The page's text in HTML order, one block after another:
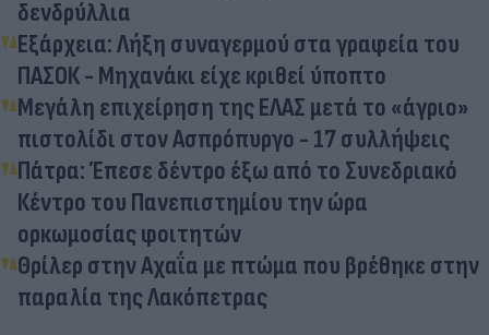
δενδρύλλια
Εξάρχεια: Λήξη συναγερμού στα γραφεία του
ΠΑΣΟΚ - Μηχανάκι είχε κριθεί ύποπτο
Μεγάλη επιχείρηση της ΕΛΑΣ μετά το «άγριο»
πιστολίδι στον Ασπρόπυργο - 17 συλλήψεις
Πάτρα: Έπεσε δέντρο έξω από το Συνεδριακό
Κέντρο του Πανεπιστημίου την ώρα
ορκωμοσίας φοιτητών
Θρίλερ στην Αχαΐα με πτώμα που βρέθηκε στην
παραλία της Λακόπετρας